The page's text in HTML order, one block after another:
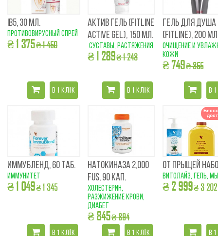
IB5, 30 МЛ.
противовирусный спрей
₴ 1 375₴ 1 450
В 1 КЛІК
АКТИВ ГЕЛЬ (FITLINE
ACTIVE GEL), 150 МЛ.
суставы, растяжения
₴ 1 289₴ 1 248
В 1 КЛІК
ГЕЛЬ ДЛЯ ДУША
(FITLINE), 200
очищение и
кожи
₴ 749₴ 855
В
ИММУБЛЕНД, 60 ТАБ.
иммунитет
₴ 1 049₴ 1 345
В 1 КЛІК
НАТОКИНАЗА 2,000
FUS, 90 КАП.
холестерин,
разжижение крови,
диабет
₴ 845₴ 894
В 1 КЛІК
ОТ ПРЫЩЕЙ
витолайз, гель,
₴ 2 999₴ 3 202
В